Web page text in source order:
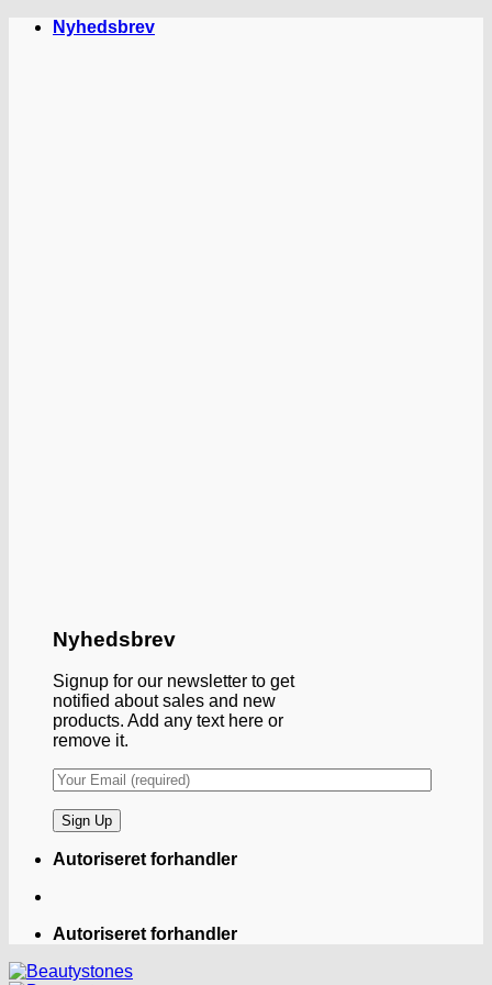
FortsætNyhedsbrev
Nyhedsbrev
Signup for our newsletter to get
notified about sales and new
products. Add any text here or
remove it.
Autoriseret forhandler
Autoriseret forhandler